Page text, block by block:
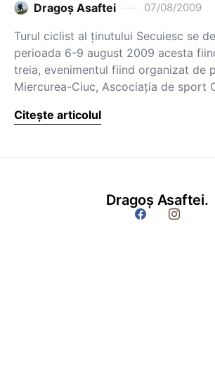
Dragoş Asaftei 07/08/2009
Turul ciclist al ţinutului Secuiesc se
perioada 6-9 august 2009 acesta
treia, evenimentul fiind organizat de
Miercurea-Ciuc, Ascociaţia de sport
Citește articolul
Dragoș Asaftei.